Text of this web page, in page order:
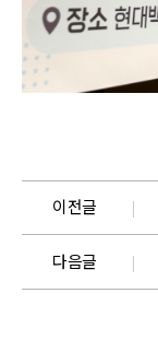
이전글
다음글